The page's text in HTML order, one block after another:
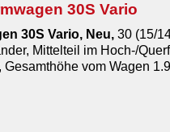
30S Vario
30S Vario, Neu, 30 (15/
Mittelteil im Hoch-/
vom Wagen